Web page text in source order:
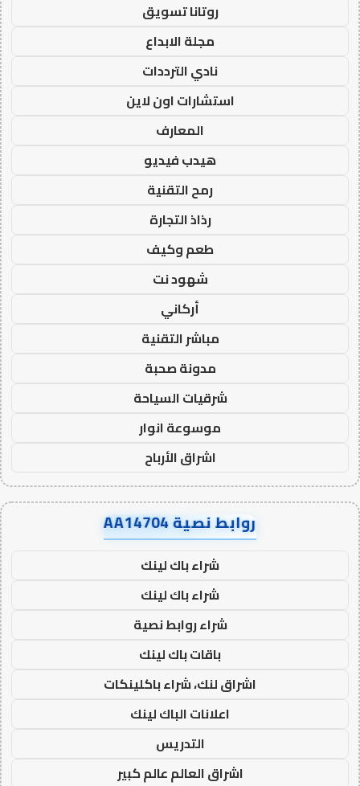
روتانا تسويق
مجلة الابداع
نادي الترددات
استشارات اون لاين
المعارف
هيدب فيديو
رمح التقنية
رذاذ التجارة
طعم وكيف
شهود نت
أركاني
مباشر التقنية
مدونة صحبة
شرقيات السياحة
موسوعة انوار
اشراق الأرباح
روابط نصية AA14704
شراء باك لينك
شراء باك لينك
شراء روابط نصية
باقات باك لينك
اشراق لنك، شراء باكلينكات
اعلانات الباك لينك
التدريس
اشراق العالم عالم كبير